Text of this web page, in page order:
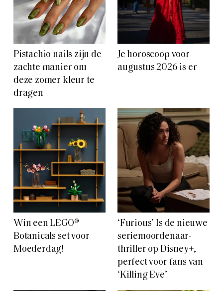
Pistachio nails zijn de
zachte manier om
deze zomer kleur te
dragen
Je horoscoop voor
augustus 2026 is er
Win een LEGO®
Botanicals set voor
Moederdag!
‘Furious’ Is de nieuwe
seriemoordenaar-
thriller op Disney+,
perfect voor fans van
‘Killing Eve’